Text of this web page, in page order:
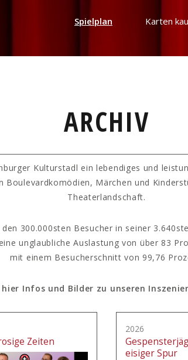
Spielplan Karten
ARCHIV
Kulturstadl ein lebendiges und
Boulevardkomödien, Märchen und
Theaterlandschaft.
300.000sten Besucher in seiner
unglaubliche Auslastung von über 83
mit einem Besucherschnitt von 99,76
hier Infos und Bilder zu unseren
Zeiten
2026
eisiger Spur